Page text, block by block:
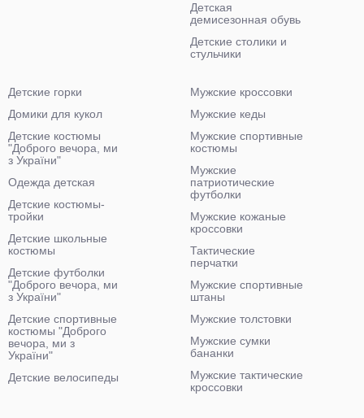
Детская
демисезонная обувь
Детские столики и
стульчики
Детские горки
Домики для кукол
Детские костюмы
"Доброго вечора, ми
з України"
Одежда детская
Детские костюмы-
тройки
Детские школьные
костюмы
Детские футболки
"Доброго вечора, ми
з України"
Детские спортивные
костюмы "Доброго
вечора, ми з
України"
Детские велосипеды
Мужские кроссовки
Мужские кеды
Мужские спортивные
костюмы
Мужские
патриотические
футболки
Мужские кожаные
кроссовки
Тактические
перчатки
Мужские спортивные
штаны
Мужские толстовки
Мужские сумки
бананки
Мужские тактические
кроссовки